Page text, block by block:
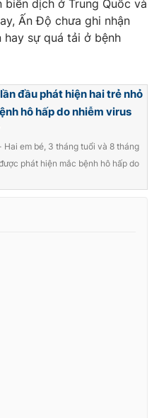
897 897
nếu không có sự chấp
dịch ở Trung Quốc và
Ấn Độ chưa ghi nhận
hay sự quá tải ở bệnh
đầu phát hiện hai trẻ nhỏ
hô hấp do nhiễm virus
Hai em bé, 3 tháng tuổi và 8 tháng
phát hiện mắc bệnh hô hấp do